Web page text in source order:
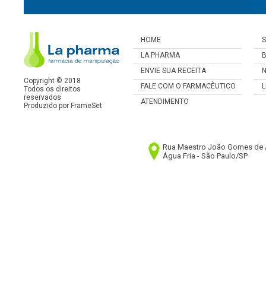
Copyright © 2018
Todos os direitos
reservados
Produzido por FrameSet
HOME
LA PHARMA
ENVIE SUA RECEITA
FALE COM O FARMACÊUTICO
ATENDIMENTO
Rua Maestro João Gomes de
Água Fria - São Paulo/SP